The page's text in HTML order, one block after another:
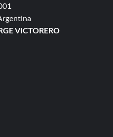
VICTORERO